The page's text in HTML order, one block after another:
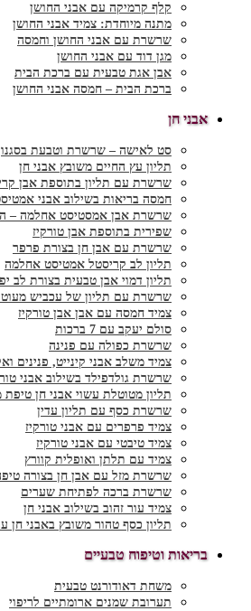
קלף קרמיקה עם אבני החושן
מתנה מיוחדת: צמיד אבני החושן
שרשרת עם אבני החושן וחמסה
מגן דוד עם אבני החושן
אבן אגת טבעית עם ברכת הבית
ברכת הבית – חמסה אבני החושן
אבני חן
סט לאישה – שרשרת וטבעת בסגנון
תליון עץ החיים משובץ אבני חן
שרשרת עם תליון בתוספת אבן
חמסה בריאות בשילוב אבני
שרשרת אבן אמסטיסט אחלמה –
שפירית בתוספת אבן טורקיז
שרשרת עם אבן חן בצורת פרפר
תליון לב קריסטל אמטיסט אחלמה
תליון דמוי אבן טבעית בצורת לב
שרשרת עם תליון של עכביש
צמיד חמסה עם אבן אבן טורקיז
סולם יעקב עם 7 ברכות
שרשרת כפולה עם פנינה
צמיד משלב אבני קינייט, פנינים
שרשרת גולדפילד בשילוב אבני
תליון מטוטלת עשוי אבני חן טיפת
שרשרת כסף עם תליון עדין
צמיד פרפרים עם אבני טורקיז
צמיד טיבטי עם אבני טורקיז
צמיד עם תלתן ואופלית קוורץ
שרשרת מזל עם אבן חן בצורה
שרשרת ברכה לפתיחת שערים
צמיד עור זהוב בשילוב אבני חן
תליון כסף טהור משובץ באבני חן
בריאות וטיפוח טבעיים
משחת דאודורנט טבעית
תערובת שמנים ארומתיים לריפוי